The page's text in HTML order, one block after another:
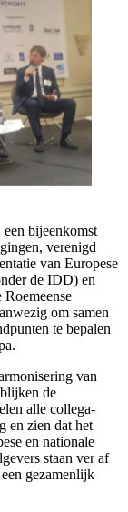
bijeenkomst
verenigd
van Europese
de IDD) en
om samen
te bepalen
van
de
alle collega-
en zien dat het
en nationale
staan ver af
gezamenlijk